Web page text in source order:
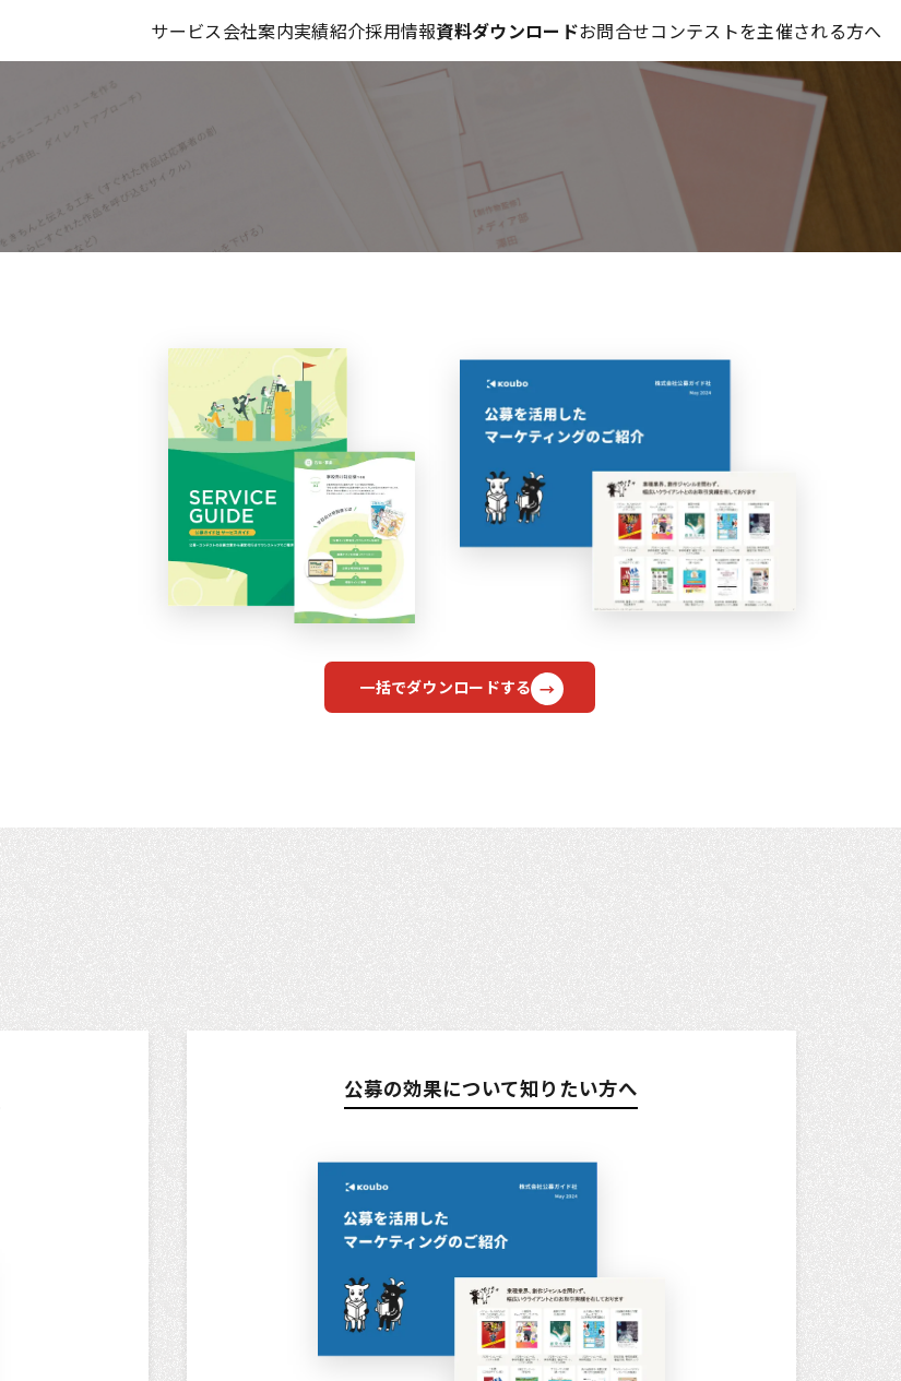
サービス会社案内実績紹介採用情報資料ダウンロードお問合せコンテストを主催される方へ
一括でダウンロードする
公募の効果について知りたい方へ